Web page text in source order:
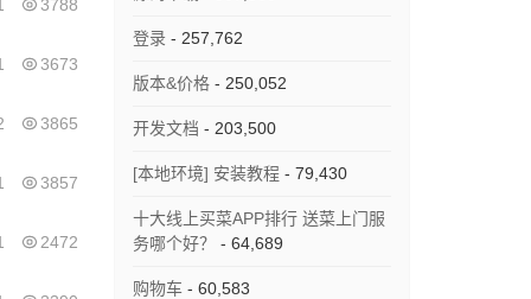
3788
3673
3865
3857
2472
登录 - 257,762
版本&价格 - 250,052
开发文档 - 203,500
[本地环境] 安装教程 - 79,430
十大线上买菜APP排行 送菜上门服
务哪个好？
- 64,689
购物车 - 60,583